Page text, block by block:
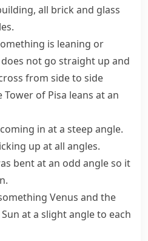
all brick and glass
.
is leaning or
not go straight up and
from side to side
Tower of Pisa leans at an
in at a steep angle.
up at all angles.
bent at an odd angle so it
Venus and the
at a slight angle to each